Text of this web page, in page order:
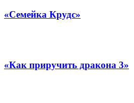
«Семейка Крудс»
«Как приручить дракона 3»